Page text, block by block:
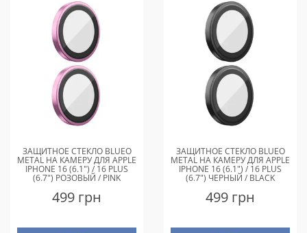
ЗАЩИТНОЕ СТЕКЛО BLUEO
METAL НА КАМЕРУ ДЛЯ APPLE
IPHONE 16 (6.1") / 16 PLUS
(6.7") РОЗОВЫЙ / PINK
499 грн
ЗАЩИТНОЕ СТЕКЛО BLUEO
METAL НА КАМЕРУ ДЛЯ APPLE
IPHONE 16 (6.1") / 16 PLUS
(6.7") ЧЕРНЫЙ / BLACK
499 грн